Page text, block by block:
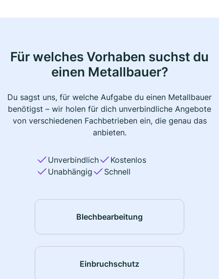
Für welches Vorhaben suchst du
einen Metallbauer?
Du sagst uns, für welche Aufgabe du einen Metallbauer
benötigst – wir holen für dich unverbindliche Angebote
von verschiedenen Fachbetrieben ein, die genau das
anbieten.
Unverbindlich
Kostenlos
Unabhängig
Schnell
Blechbearbeitung
Einbruchschutz